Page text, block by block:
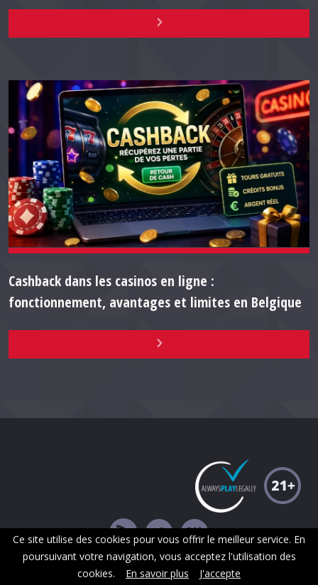
Cashback dans les casinos en ligne :
fonctionnement, avantages et limites en Belgique
Copyright ©2026 |Contact | Affiliation
Plan du site
Ce site utilise des cookies pour vous offrir le meilleur service. En
poursuivant votre navigation, vous acceptez l'utilisation des
cookies.
En savoir plus J'accepte